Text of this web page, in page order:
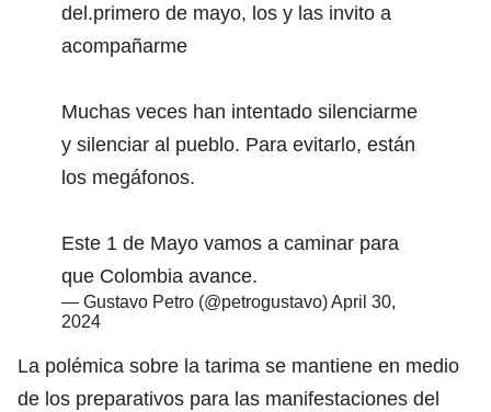
del.primero de mayo, los y las invito a
acompañarme
Muchas veces han intentado silenciarme
y silenciar al pueblo. Para evitarlo, están
los megáfonos.
Este 1 de Mayo vamos a caminar para
que Colombia avance.
— Gustavo Petro (@petrogustavo)April 30,
2024
La polémica sobre la tarima se mantiene en medio
de los preparativos para las manifestaciones del